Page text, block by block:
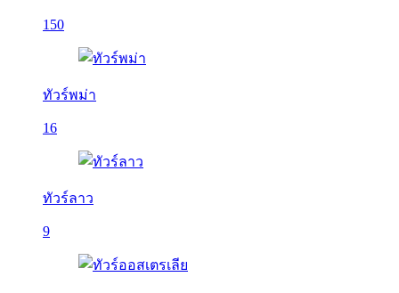
150
ทัวร์พม่า
16
ทัวร์ลาว
9